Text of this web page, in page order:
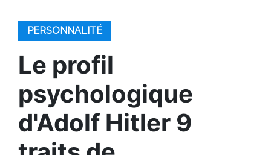
PERSONNALITÉ
Le profil
psychologique
d'Adolf Hitler 9